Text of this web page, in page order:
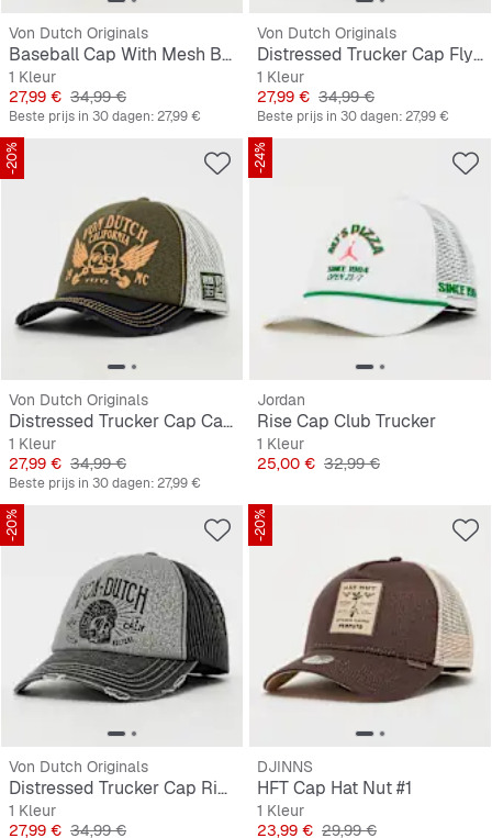
Von Dutch Originals
Baseball Cap With Mesh Back Electric Road
1 Kleur
Prijs
27,99 € Originele Prijs
34,99 €
Beste prijs in 30 dagen:27,99 €
Von Dutch Originals
Distressed Trucker Cap Flying Eyeball
1 Kleur
Prijs
27,99 € Originele Prijs
34,99 €
Beste prijs in 30 dagen:27,99 €
-20%
Von Dutch Originals
Distressed Trucker Cap California
1 Kleur
Prijs
27,99 € Originele Prijs
34,99 €
Beste prijs in 30 dagen:27,99 €
-24%
Jordan
Rise Cap Club Trucker
1 Kleur
Prijs
25,00 € Originele Prijs
32,99 €
-20%
Von Dutch Originals
Distressed Trucker Cap Ride On The Storm
1 Kleur
Prijs
27,99 € Originele Prijs
34,99 €
-20%
DJINNS
HFT Cap Hat Nut #1
1 Kleur
Prijs
23,99 € Originele Prijs
29,99 €